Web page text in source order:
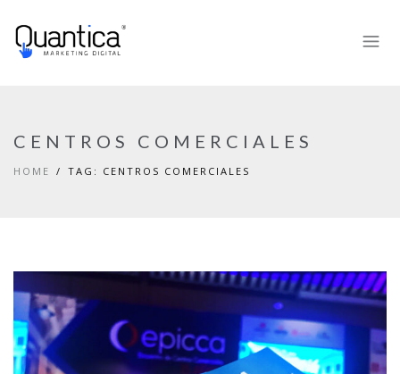
CENTROS COMERCIALES
HOME TAG: CENTROS COMERCIALES